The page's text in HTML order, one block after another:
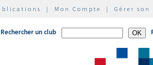
| Mon Compte | Gérer son
Rechercher un club